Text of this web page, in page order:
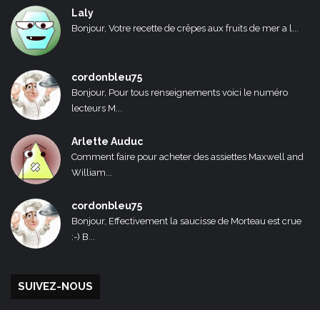
Laly
Bonjour, Votre recette de crêpes aux fruits de mer a l...
cordonbleu75
Bonjour, Pour tous renseignements voici le numéro
lecteurs M...
Arlette Auduc
Comment faire pour acheter des assiettes Maxwell and
William...
cordonbleu75
Bonjour, Effectivement la saucisse de Morteau est crue
:-) B...
SUIVEZ-NOUS